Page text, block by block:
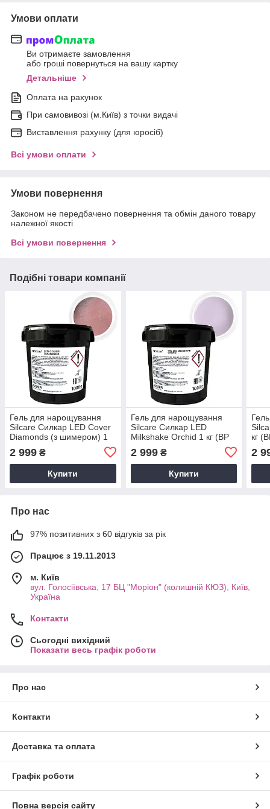
Умови оплати
Ви отримаєте замовлення
або гроші повернуться на вашу картку
Детальніше
Оплата на рахунок
При самовивозі (м.Київ) з точки видачі
Виставлення рахунку (для юросіб)
Всі умови оплати
Умови повернення
Законом не передбачено повернення та обмін даного товару
належної якості
Всі умови повернення
Подібні товари компанії
Гель для нарощування
Silcare Силкар LED Cover
Diamonds (з шимером) 1
2 999 ₴
Купити
Гель для нарощування
Silcare Силкар LED
Milkshake Orchid 1 кг (BP
2 999₴
Купити
кг
2
Про нас
97% позитивних з 60 відгуків за рік
Працює з 19.11.2013
м. Київ
вул. Голосіївська, 17 БЦ "Моріон" (колишній КЮЗ), Київ,
Україна
Контакти
Сьогодні вихідний
Показати весь графік роботи
Про нас
Контакти
Доставка та оплата
Графік роботи
Повна версія сайту